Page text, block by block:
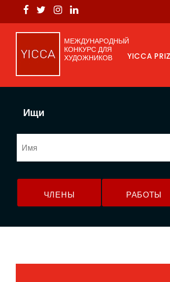
МЕЖДУНАРОДНЫЙ
КОНКУРС ДЛЯ
ХУДОЖНИКОВ
YICCA
Ищи
ЧЛЕНЫ РАБОТЫ